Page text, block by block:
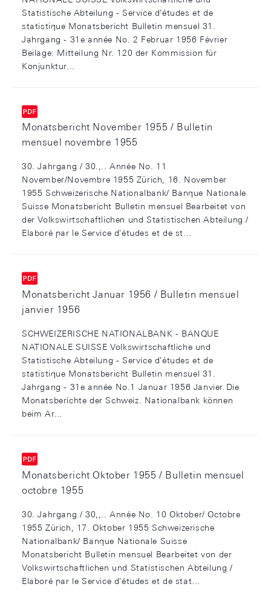
Statistische Abteilung - Service d'études et de
statistique Monatsbericht Bulletin mensuel 31.
Jahrgang - 31e année No. 2 Februar 1956 Février
Beilage: Mitteilung Nr. 120 der Kommission für
Konjunktur...
Monatsbericht November 1955 / Bulletin
mensuel novembre 1955
30. Jahrgang / 30.,.. Année No. 11
November/Novembre 1955 Zürich, 16. November
1955 Schweizerische Nationalbank/ Banque Nationale
Suisse Monatsbericht Bulletin mensuel Bearbeitet von
der Volkswirtschaftlichen und Statistischen Abteilung /
Elaboré par le Service d'études et de st...
Monatsbericht Januar 1956 / Bulletin mensuel
janvier 1956
SCHWEIZERISCHE NATIONALBANK - BANQUE
NATIONALE SUISSE Volkswirtschaftliche und
Statistische Abteilung - Service d'études et de
statistique Monatsbericht Bulletin mensuel 31.
Jahrgang - 31e année No.1 Januar 1956 Janvier Die
Monatsberichte der Schweiz. Nationalbank können
beim Ar...
Monatsbericht Oktober 1955 / Bulletin mensuel
octobre 1955
30. Jahrgang / 30,,.. Année No. 10 Oktober/ Octobre
1955 Zürich, 17. Oktober 1955 Schweizerische
Nationalbank/ Banque Nationale Suisse
Monatsbericht Bulletin mensuel Bearbeitet von der
Volkswirtschaftlichen und Statistischen Abteilung /
Elaboré par le Service d'études et de stat...